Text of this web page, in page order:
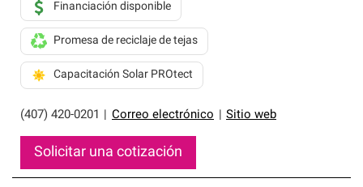
(407) 420-0201 Correo electrónico Sitio web
Financiación disponible
Promesa de reciclaje de tejas
Capacitación Solar PROtect
Solicitar una cotización